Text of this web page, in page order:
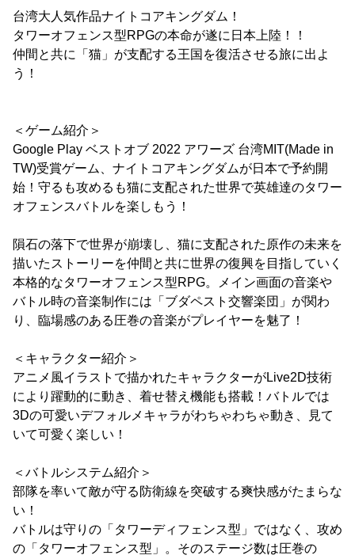
台湾大人気作品ナイトコアキングダム！
タワーオフェンス型RPGの本命が遂に日本上陸！！
仲間と共に「猫」が支配する王国を復活させる旅に出よ
う！
＜ゲーム紹介＞
Google Play ベストオブ 2022 アワーズ 台湾MIT(Made in
TW)受賞ゲーム、ナイトコアキングダムが日本で予約開
始！守るも攻めるも猫に支配された世界で英雄達のタワー
オフェンスバトルを楽しもう！
隕石の落下で世界が崩壊し、猫に支配された原作の未来を
描いたストーリーを仲間と共に世界の復興を目指していく
本格的なタワーオフェンス型RPG。メイン画面の音楽や
バトル時の音楽制作には「ブダペスト交響楽団」が関わ
り、臨場感のある圧巻の音楽がプレイヤーを魅了！
＜キャラクター紹介＞
アニメ風イラストで描かれたキャラクターがLive2D技術
により躍動的に動き、着せ替え機能も搭載！バトルでは
3Dの可愛いデフォルメキャラがわちゃわちゃ動き、見て
いて可愛く楽しい！
＜バトルシステム紹介＞
部隊を率いて敵が守る防衛線を突破する爽快感がたまらな
い！
バトルは守りの「タワーディフェンス型」ではなく、攻め
の「タワーオフェンス型」。そのステージ数は圧巻の